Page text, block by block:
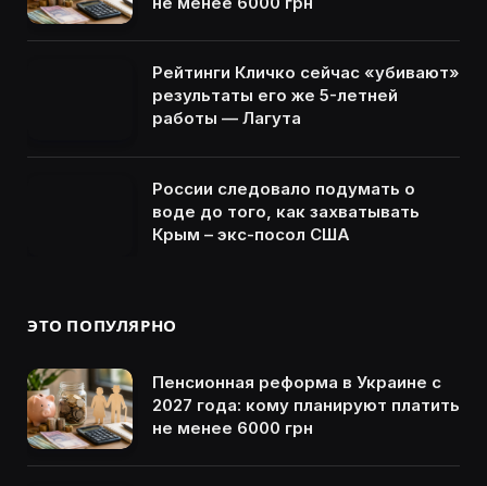
Рейтинги Кличко сейчас «убивают»
результаты его же 5-летней
работы — Лагута
России следовало подумать о
воде до того, как захватывать
Крым – экс-посол США
ЭТО ПОПУЛЯРНО
Пенсионная реформа в Украине с
2027 года: кому планируют платить
не менее 6000 грн